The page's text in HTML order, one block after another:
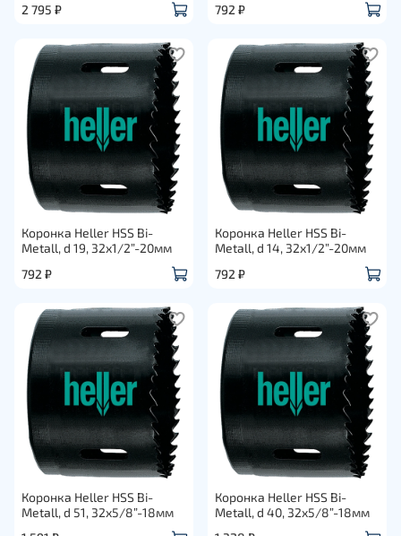
2 795 ₽
792 ₽
Коронка Heller HSS Bi-
Metall, d 19, 32х1/2”-20мм
792 ₽
Коронка Heller HSS Bi-
Metall, d 14, 32х1/2”-20мм
792 ₽
Коронка Heller HSS Bi-
Metall, d 51, 32х5/8”-18мм
Коронка Heller HSS Bi-
Metall, d 40, 32х5/8”-18мм